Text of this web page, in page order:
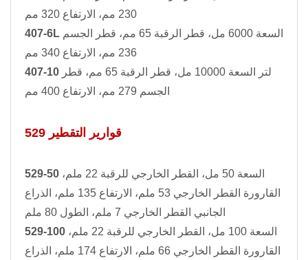
230 مم، الارتفاع 320 مم
407-6L السعة 6000 مل، قطر الرقبة 65 مم، قطر الجسم
236 مم، الارتفاع 340 مم
407-10
الجسم 279 مم، الارتفاع 400 مم
529 قوارير التقطير
529-50
القارورة القطر الخارجي 53 ملم، الارتفاع 135 ملم، الذراع
الجانبي القطر الخارجي 7 ملم، الطول 80 ملم
529-100
القارورة القطر الخارجي 66 ملم، الارتفاع 174 ملم، الذراع